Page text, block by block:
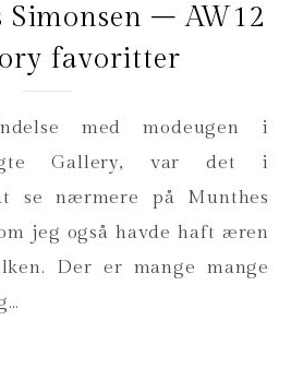
– AW12
favoritter
Gallery, var det i
se nærmere på Munthes
jeg også havde haft æren
Der er mange mange